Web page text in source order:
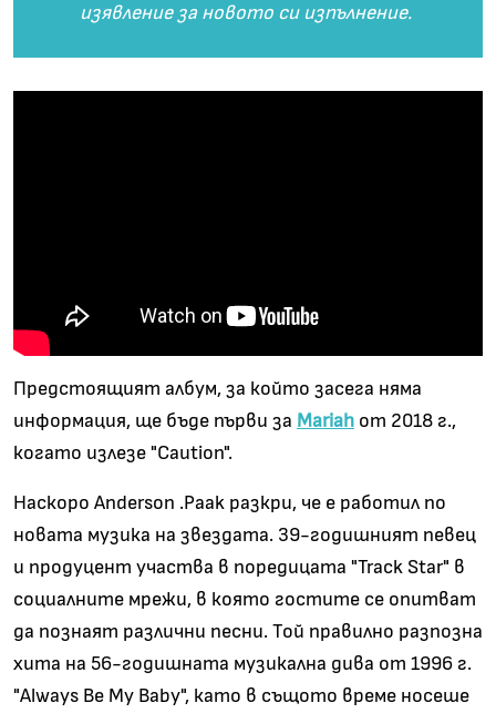
изявление за новото си изпълнение.
Предстоящият албум, за който засега няма
информация, ще бъде първи за Mariah от 2018 г.,
когато излезе "Caution".
Наскоро Anderson .Paak разкри, че е работил по
новата музика на звездата. 39-годишният певец
и продуцент участва в поредицата "Track Star" в
социалните мрежи, в която гостите се опитват
да познаят различни песни. Той правилно разпозна
хита на 56-годишната музикална дива от 1996 г.
"Always Be My Baby", като в същото време носеше